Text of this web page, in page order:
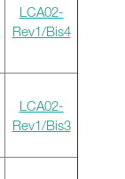
LCA02-
Rev1/Bis4
LCA02-
Rev1/Bis3